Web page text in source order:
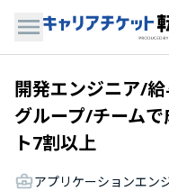
開発エンジニア/
グループ/チーム
ト7割以上
アプリケーションエン